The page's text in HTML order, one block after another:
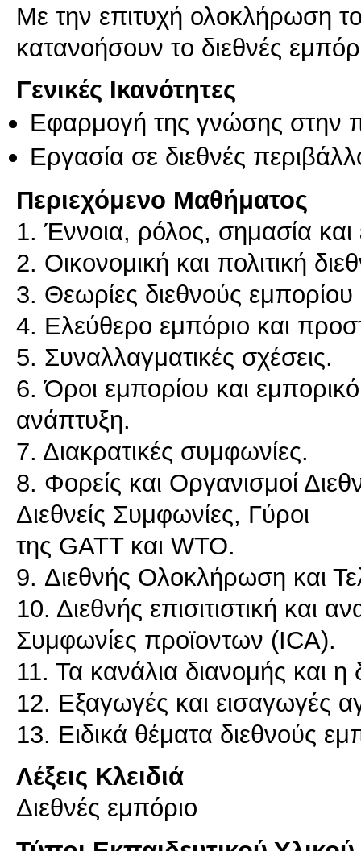
Με την επιτυχή ολοκλήρωση
Γενικές Ικανότητες
Εφαρμογή της γνώσης στην
Εργασία σε διεθνές
Περιεχόμενο Μαθήματος
1. Έννοια, ρόλος, σημασία και
2. Οικονομική και πολιτική
3. Θεωρίες διεθνούς
4. Ελεύθερο εμπόριο και
5. Συναλλαγματικές σχέσεις.
6. Όροι εμπορίου και
ανάπτυξη.
7. Διακρατικές συμφωνίες.
8. Φορείς και Οργανισμοί
Διεθνείς Συμφωνίες, Γύροι
της GATT και WTO.
9. Διεθνής Ολοκλήρωση και
10. Διεθνής επισιτιστική και
Συμφωνίες προϊοντων (ICA).
11. Τα κανάλια διανομής και η
12. Εξαγωγές και εισαγωγές
13. Ειδικά θέματα διεθνούς
Λέξεις Κλειδιά
Διεθνές εμπόριο